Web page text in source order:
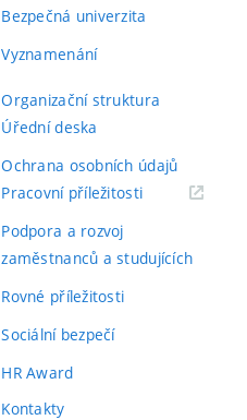
Bezpečná univerzita
Vyznamenání
Organizační struktura
Úřední deska
Ochrana osobních údajů
Pracovní příležitosti(externí
Podpora a rozvoj
zaměstnanců a studujících
Rovné příležitosti
Sociální bezpečí
HR Award
Kontakty